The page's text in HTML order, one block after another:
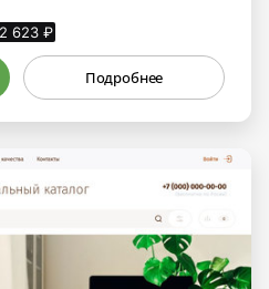
2 623₽
Подробнее